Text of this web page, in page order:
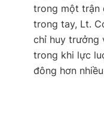
trong một trận
trong tay, Lt.
chỉ huy trưởng
trong khi lực
đông hơn